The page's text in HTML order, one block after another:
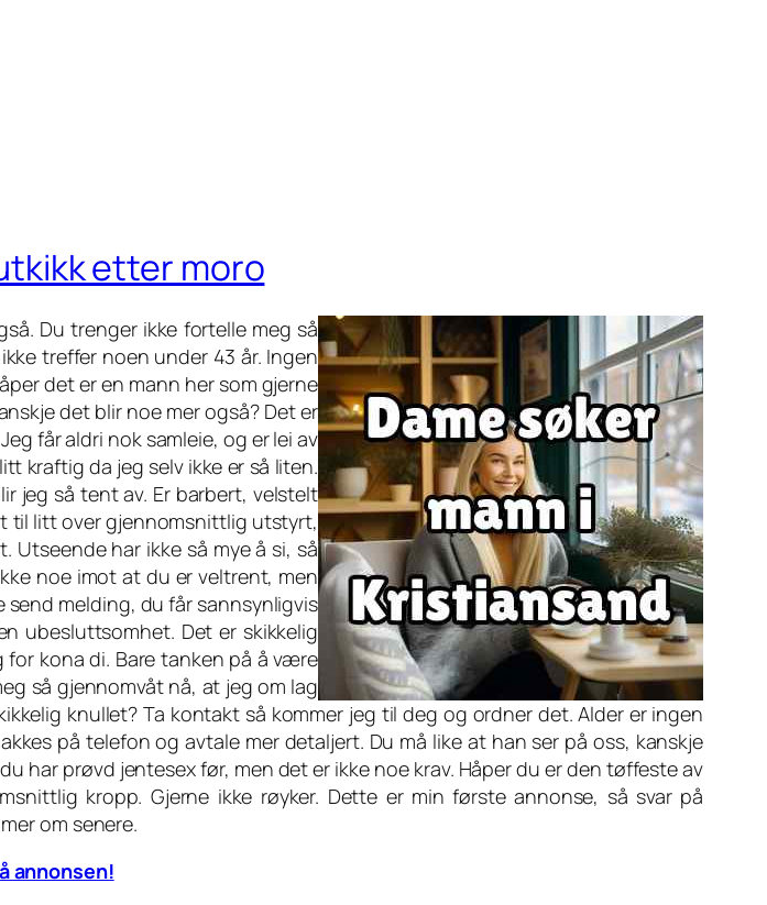
etter moro
Du trenger ikke fortelle meg så
treffer noen under 43 år. Ingen
det er en mann her som gjerne
det blir noe mer også? Det er
får aldri nok samleie, og er lei av
kraftig da jeg selv ikke er så liten.
jeg så tent av. Er barbert, velstelt
til litt over gjennomsnittlig utstyrt,
Utseende har ikke så mye å si, så
noe imot at du er veltrent, men
send melding, du får sannsynligvis
ubesluttsomhet. Det er skikkelig
kona di. Bare tanken på å være
så gjennomvåt nå, at jeg om lag
knullet? Ta kontakt så kommer jeg til deg og ordner det. Alder er ingen
på telefon og avtale mer detaljert. Du må like at han ser på oss, kanskje
har prøvd jentesex før, men det er ikke noe krav. Håper du er den tøffeste av
kropp. Gjerne ikke røyker. Dette er min første annonse, så svar på
om senere.
annonsen!